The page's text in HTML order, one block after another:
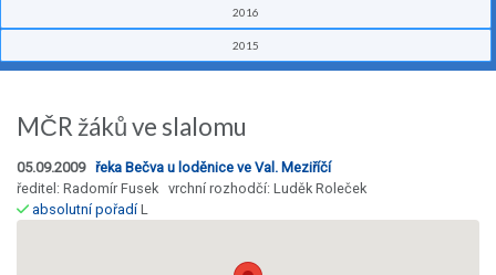
2016
2015
MČR žáků ve slalomu
05.09.2009 řeka Bečva u loděnice ve Val. Meziříčí
ředitel: Radomír Fusek vrchní rozhodčí: Luděk Roleček
absolutní pořadíL